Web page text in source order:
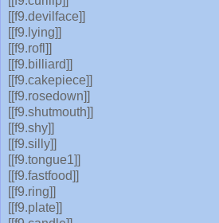
[[f9.devilface]]
[[f9.lying]]
[[f9.rofl]]
[[f9.billiard]]
[[f9.cakepiece]]
[[f9.rosedown]]
[[f9.shutmouth]]
[[f9.shy]]
[[f9.silly]]
[[f9.tongue1]]
[[f9.fastfood]]
[[f9.ring]]
[[f9.plate]]